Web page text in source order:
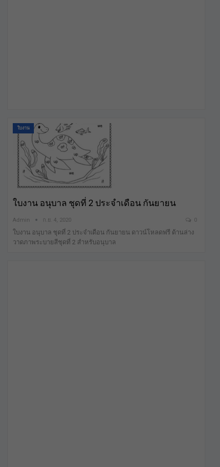
ใบงาน
ใบงาน อนุบาล ชุดที่ 2 ประจำเดือน กันยายน
Admin ก.ย. 4, 2020 0
ใบงาน อนุบาล ชุดที่ 2 ประจำเดือน กันยายน ดาวน์โหลดฟรี ด้านล่าง
วาดภาพระบายสีชุดที่ 2 สำหรับอนุบาล